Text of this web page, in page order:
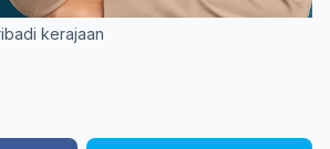
kerajaan